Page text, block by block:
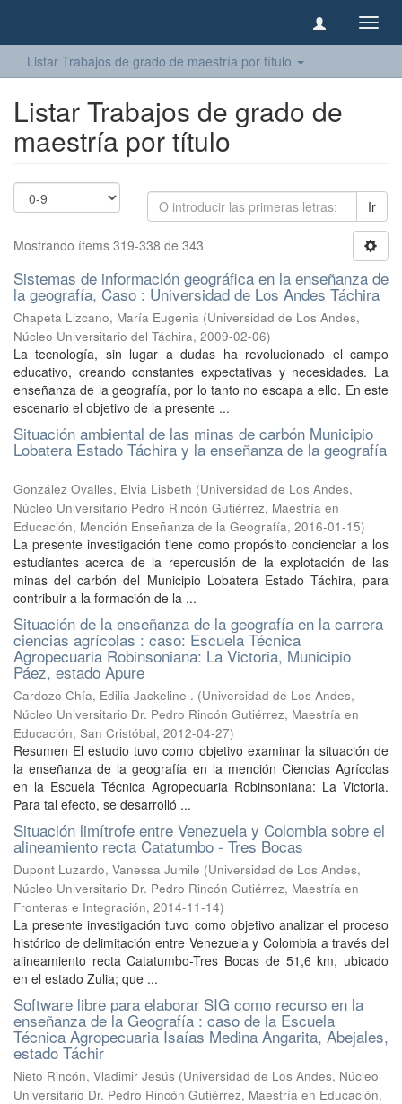
Listar Trabajos de grado de maestría por título
Listar Trabajos de grado de
maestría por título
Ir
Mostrando ítems 319-338 de 343
Sistemas de información geográfica en la enseñanza de
la geografía, Caso : Universidad de Los Andes Táchira
Chapeta Lizcano, María Eugenia (Universidad de Los Andes,
Núcleo Universitario del Táchira, 2009-02-06)
La tecnología, sin lugar a dudas ha revolucionado el campo
educativo, creando constantes expectativas y necesidades. La
enseñanza de la geografía, por lo tanto no escapa a ello. En este
escenario el objetivo de la presente ...
Situación ambiental de las minas de carbón Municipio
Lobatera Estado Táchira y la enseñanza de la geografía
González Ovalles, Elvia Lisbeth (Universidad de Los Andes,
Núcleo Universitario Pedro Rincón Gutiérrez, Maestría en
Educación, Mención Enseñanza de la Geografía, 2016-01-15)
La presente investigación tiene como propósito concienciar a los
estudiantes acerca de la repercusión de la explotación de las
minas del carbón del Municipio Lobatera Estado Táchira, para
contribuir a la formación de la ...
Situación de la enseñanza de la geografía en la carrera
ciencias agrícolas : caso: Escuela Técnica
Agropecuaria Robinsoniana: La Victoria, Municipio
Páez, estado Apure
Cardozo Chía, Edilia Jackeline . (Universidad de Los Andes,
Núcleo Universitario Dr. Pedro Rincón Gutiérrez, Maestría en
Educación, San Cristóbal, 2012-04-27)
Resumen El estudio tuvo como objetivo examinar la situación de
la enseñanza de la geografía en la mención Ciencias Agrícolas
en la Escuela Técnica Agropecuaria Robinsoniana: La Victoria.
Para tal efecto, se desarrolló ...
Situación limítrofe entre Venezuela y Colombia sobre el
alineamiento recta Catatumbo - Tres Bocas
Dupont Luzardo, Vanessa Jumile (Universidad de Los Andes,
Núcleo Universitario Dr. Pedro Rincón Gutiérrez, Maestría en
Fronteras e Integración, 2014-11-14)
La presente investigación tuvo como objetivo analizar el proceso
histórico de delimitación entre Venezuela y Colombia a través del
alineamiento recta Catatumbo-Tres Bocas de 51,6 km, ubicado
en el estado Zulia; que ...
Software libre para elaborar SIG como recurso en la
enseñanza de la Geografía : caso de la Escuela
Técnica Agropecuaria Isaías Medina Angarita, Abejales,
estado Táchir
Nieto Rincón, Vladimir Jesús (Universidad de Los Andes, Núcleo
Universitario Dr. Pedro Rincón Gutiérrez, Maestría en Educación,